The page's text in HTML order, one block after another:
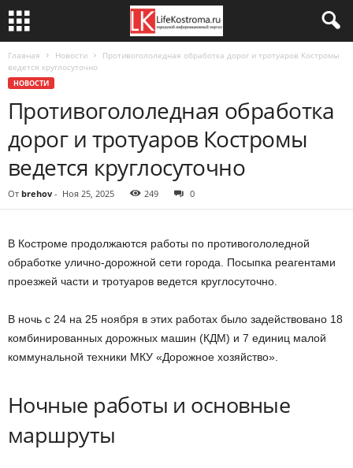
Главная Новости
Противогололедная обработка дорог и тротуаров Костромы
ведется круглосуточно
НОВОСТИ
Противогололедная обработка
дорог и тротуаров Костромы
ведется круглосуточно
От brehov - Ноя 25, 2025 249 0
В Костроме продолжаются работы по противогололедной
обработке улично-дорожной сети города. Посыпка реагентами
проезжей части и тротуаров ведется круглосуточно.
В ночь с 24 на 25 ноября в этих работах было задействовано 18
комбинированных дорожных машин (КДМ) и 7 единиц малой
коммунальной техники МКУ «Дорожное хозяйство».
Ночные работы и основные
маршруты